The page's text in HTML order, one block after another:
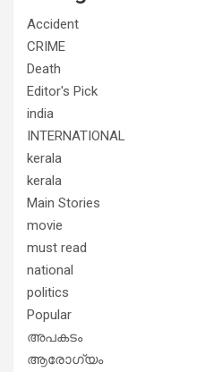
Accident
CRIME
Death
Editor's Pick
india
INTERNATIONAL
kerala
kerala
Main Stories
movie
must read
national
politics
Popular
അപകടം
ആരോഗ്യം